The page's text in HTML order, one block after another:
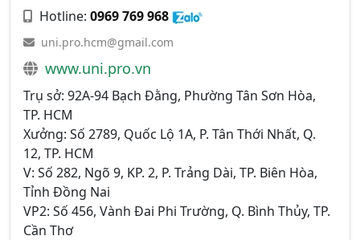
Hotline: 0969 769 968
uni.pro.hcm@gmail.com
www.uni.pro.vn
Trụ sở: 92A-94 Bạch Đằng, Phường Tân Sơn Hòa,
TP. HCM
Xưởng: Số 2789, Quốc Lộ 1A, P. Tân Thới Nhất, Q.
12, TP. HCM
V: Số 282, Ngõ 9, KP. 2, P. Trảng Dài, TP. Biên Hòa,
Tỉnh Đồng Nai
VP2: Số 456, Vành Đai Phi Trường, Q. Bình Thủy, TP.
Cần Thơ